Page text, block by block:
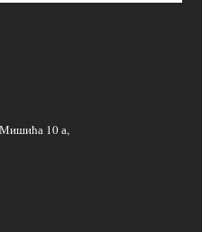
Мишића 10 а,